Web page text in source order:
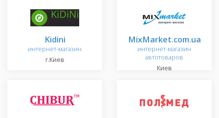
Kidini
интернет-магазин
г.Киев
MixMarket.com.ua
интернет-магазин
автотоваров
Киев